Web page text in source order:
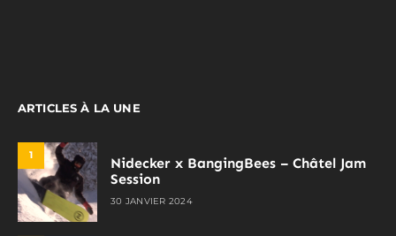
ARTICLES À LA UNE
1
Nidecker x BangingBees – Châtel Jam
Session
30 JANVIER 2024